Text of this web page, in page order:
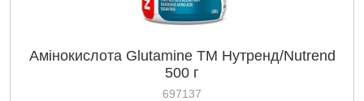
Амінокислота Glutamine ТМ Нутренд/Nutrend
500 г
697137